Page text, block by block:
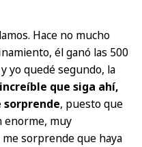
Hace no mucho
él ganó las 500
yo quedé segundo, la
increíble que siga ahí,
, puesto que
enorme, muy
sorprende que haya